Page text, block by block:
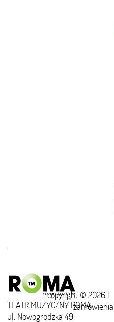
copyright © 2026 |
TEATR MUZYCZNY ROMA,
ul. Nowogrodzka 49,